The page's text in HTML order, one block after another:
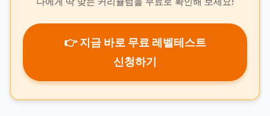
👉 지금 바로 무료 레벨테스트
신청하기